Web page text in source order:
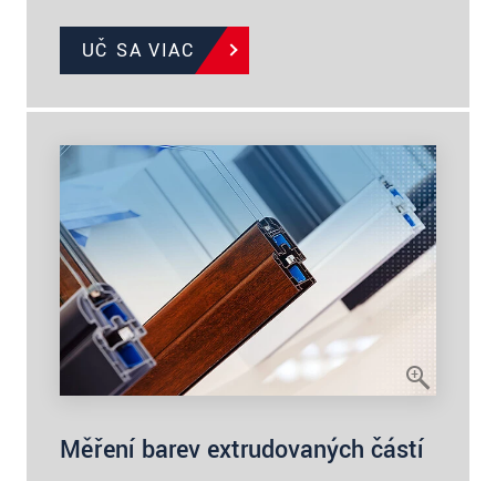
UČ SA VIAC
Měření barev extrudovaných částí